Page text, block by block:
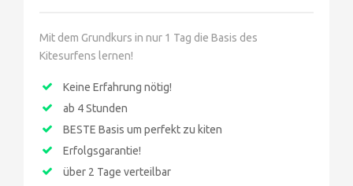
Mit dem Grundkurs in nur 1 Tag die Basis des
Kitesurfens lernen!
Keine Erfahrung nötig!
ab 4 Stunden
BESTE Basis um perfekt zu kiten
Erfolgsgarantie!
über 2 Tage verteilbar